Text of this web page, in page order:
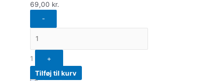
69,00 kr.
-
1
+
Tilføj til kurv